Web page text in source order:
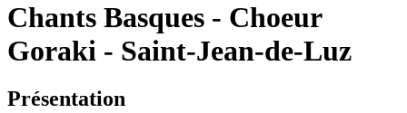
Chants Basques - Choeur
Goraki - Saint-Jean-de-Luz
Présentation